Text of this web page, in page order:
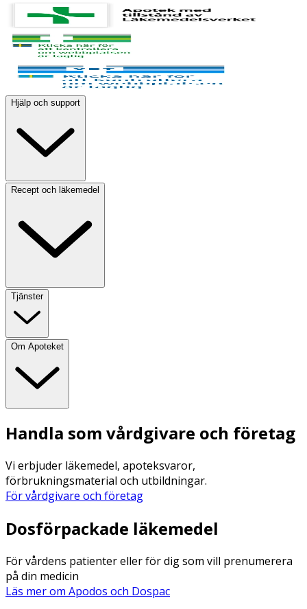
Hjälp och support
Recept och läkemedel
Tjänster
Om Apoteket
Handla som vårdgivare och företag
Vi erbjuder läkemedel, apoteksvaror,
förbrukningsmaterial och utbildningar.
För vårdgivare och företag
Dosförpackade läkemedel
För vårdens patienter eller för dig som vill prenumerera
på din medicin
Läs mer om Apodos och Dospac